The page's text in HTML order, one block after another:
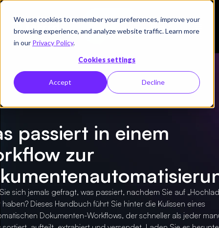
We use cookies to remember your preferences, improve your
browsing experience, and analyze website traffic. Learn more
in our Privacy Policy.
Cookies settings
Accept Decline
Demo
vereinbaren
← Alle E-Books Im Arbeitsablauf, wo Sie nichts anfassen
passiert in einem
zur
sich jemals gefragt, was passiert, nachdem Sie auf
Dieses Handbuch führt Sie hinter die Kulissen eines
Dokumenten-Workflows, der schneller als jeder